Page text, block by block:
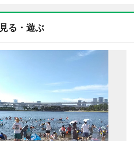
見る・遊ぶ